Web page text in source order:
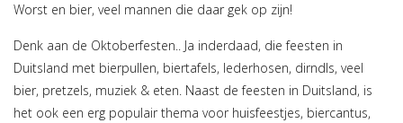
Worst en bier, veel mannen die daar gek op zijn!
Denk aan de Oktoberfesten.. Ja inderdaad, die feesten in
Duitsland met bierpullen, biertafels, lederhosen, dirndls, veel
bier, pretzels, muziek & eten. Naast de feesten in Duitsland, is
het ook een erg populair thema voor huisfeestjes, biercantus,